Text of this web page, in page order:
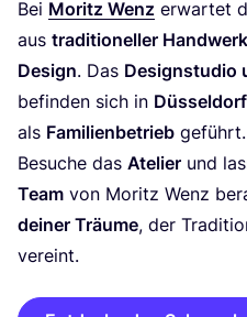
Bei Moritz Wenz erwar­tet
aus tra­di­tio­nel­ler
Design. Das Design­stu­dio
befin­den sich in Düs­sel­dorf
als Fami­li­en­be­trieb geführt.
Besu­che das Ate­lier und
Team von Moritz Wenz
dei­ner Träu­me, der
vereint.